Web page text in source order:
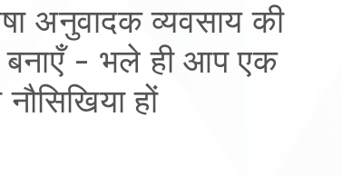
अनुवादक व्यवसाय की
- भले ही आप एक
हों